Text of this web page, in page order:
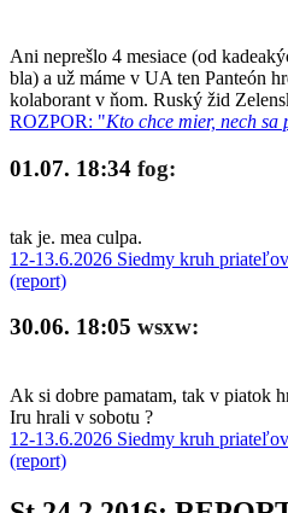
Ani neprešlo 4 mesiace (od
bla) a už máme v UA ten Panteón
kolaborant v ňom. Ruský žid
ROZPOR: "Kto chce mier, nech
01.07. 18:34 fog:
tak je. mea culpa.
12-13.6.2026 Siedmy kruh
(report)
30.06. 18:05 wsxw:
Ak si dobre pamatam, tak v piatok
Iru hrali v sobotu ?
12-13.6.2026 Siedmy kruh
(report)